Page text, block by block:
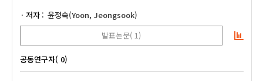
저자
윤정숙(Yoon, Jeongsook)
발표논문( 1)
공동연구자( 0)